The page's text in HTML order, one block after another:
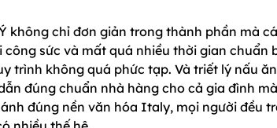
không chỉ đơn giản trong thành phần mà
sức và mất quá nhiều thời gian chuẩn
trình không quá phức tạp. Và triết lý nấu
đúng chuẩn nhà hàng cho cả gia đình mà
đúng nền văn hóa Italy, mọi người đều